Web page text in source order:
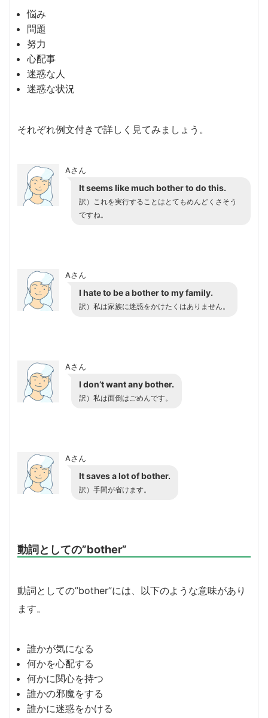
悩み
問題
努力
心配事
迷惑な人
迷惑な状況
それぞれ例文付きで詳しく見てみましょう。
Aさん
It seems like much bother to do this.
訳）これを実行することはとてもめんどくさそう
ですね。
Aさん
I hate to be a bother to my family.
訳）私は家族に迷惑をかけたくはありません。
Aさん
I don’t want any bother.
訳）私は面倒はごめんです。
Aさん
It saves a lot of bother.
訳）手間が省けます。
動詞としての”bother”
動詞としての”bother”には、以下のような意味があり
ます。
誰かが気になる
何かを心配する
何かに関心を持つ
誰かの邪魔をする
誰かに迷惑をかける